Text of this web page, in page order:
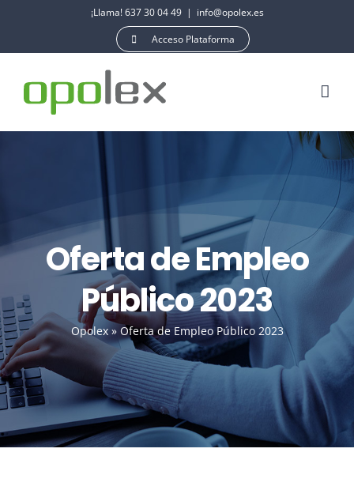
contenido
¡Llama! 637 30 04 49 | info@opolex.es
Acceso Plataforma
Oferta de Empleo
Público 2023
Opolex» Oferta de Empleo Público 2023